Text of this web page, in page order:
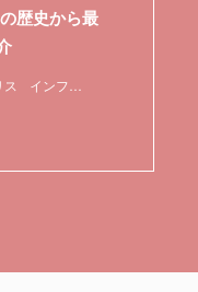
ス インフルエンザ
歴史から最